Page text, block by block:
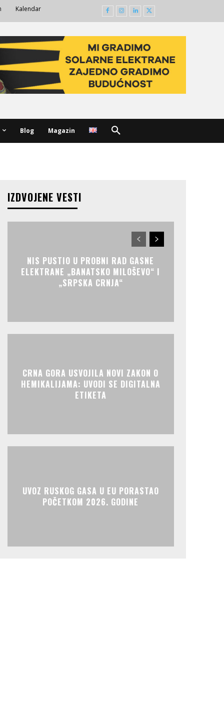
Kalendar
Blog Magazin
IZDVOJENE VESTI
NIS PUSTIO U PROBNI RAD GASNE
ELEKTRANE „BANATSKO MILOŠEVO“ I
„SRPSKA CRNJA“
CRNA GORA USVOJILA NOVI ZAKON O
HEMIKALIJAMA: UVODI SE DIGITALNA
ETIKETA
UVOZ RUSKOG GASA U EU PORASTAO
POČETKOM 2026. GODINE